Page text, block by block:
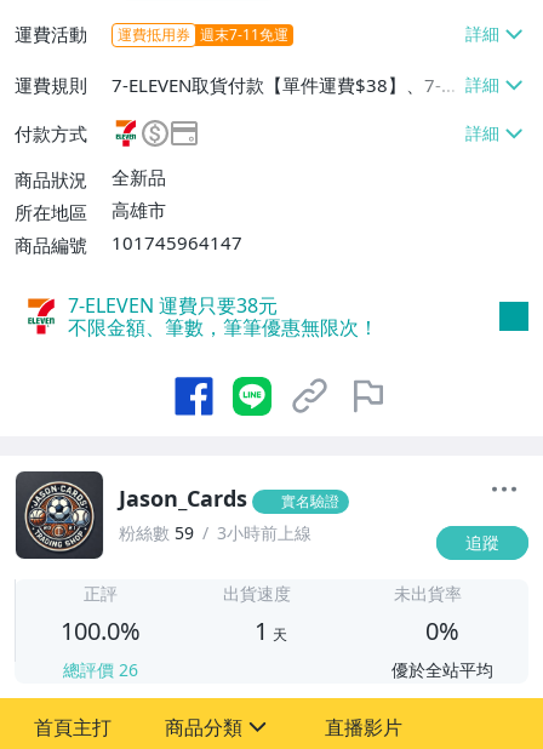
運費活動 運費抵用券 週末7-11免運
運費規則
7-ELEVEN取貨付款【單件運費$38】、7-EL
付款方式
商品狀況
全新品
所在地區
高雄市
商品編號
101745964147
7-ELEVEN 運費只要38元
不限金額、筆數，筆筆優惠無限次！
Jason_Cards 實名驗證
粉絲數 59 3小時前上線 追蹤
正評
100.0%
總評價 26
出貨速度
1 天
未出貨率
0%
優於全站平均
首頁主打 商品分類 直播影片